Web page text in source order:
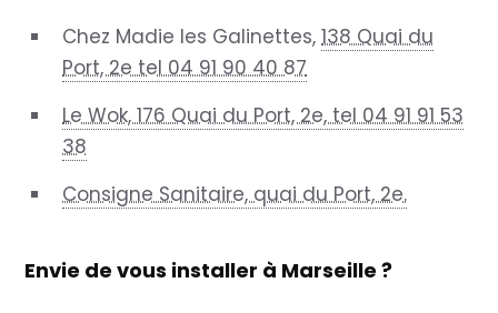
Chez Madie les Galinettes,138 Quai du
Port, 2e tel 04 91 90 40 87
Le Wok, 176 Quai du Port, 2e, tel 04 91 91 53
38
Consigne Sanitaire, quai du Port, 2e.
Envie de vous installer à Marseille ?